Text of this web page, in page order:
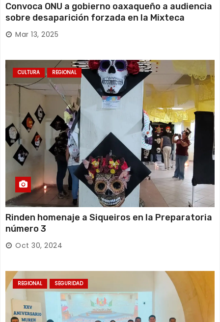
Convoca ONU a gobierno oaxaqueño a audiencia
sobre desaparición forzada en la Mixteca
Mar 13, 2025
CULTURA REGIONAL
Rinden homenaje a Siqueiros en la Preparatoria
número 3
Oct 30, 2024
REGIONAL SEGURIDAD